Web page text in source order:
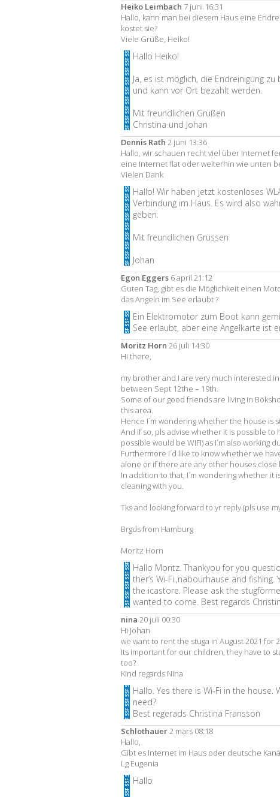
Heiko Leimbach 7 juni 16:31
Hallo, kann man bei diesem Haus eine
kostet sie?
Viele Grüße, Heiko!
Hallo Heiko!
Ja, es ist möglich, die Endreinigung
und kann vor Ort bezahlt werden.
Mit freundlichen Grüßen
Christina und Johan
Dennis Rath 2 juni 13:36
Hallo, wir schauen recht viel über Internet
eine Internet flat oder weiterhin wie unten
Vielen Dank
Hallo! Wir haben jetzt kostenloses
Verbindung im Haus. Es wird also
geben.
Mit freundlichen Grüssen
Johan
Egon Eggers 6 april 21:12
Guten Tag, gibt es die Möglichkeit einen
das Angeln im See erlaubt ?
Ein Elektromotor zum Boot kann
See erlaubt, aber eine Angelkarte ist
Moritz Horn 26 juli 14:30
Hi there,
my brother and I are very much interested
between Sept 12the – 19th.
Some of our good friends are living in
this area.
Hence I´m wondering whether the house is
And if so, pls advise whether it is possible to
possible would be WIFI) as I´m also working
Furthermore I´d like to know whether we
alone or if there are any other houses close
In addition to that, I´m wondering whether it
cleaning with you.
Tks and looking forward to yr reply (pls use
Brgds from Hamburg
Moritz Horn
Hallo Moritz. Thankyou for you
ther’s Wi-Fi.,nabourhause and
the icastore. Please ask the
wanted to come. Best regards
nina 20 juli 00:30
Hi Johan
we want to rent the stuga in August 2021 for
Its important for our children, they have to
too?
Kind regards Nina
Hallo. Yes there is Wi-Fi in the house.
need?
Best regerads Christina Fransson
Schlothauer2 mars 08:18
Hallo,
Gibt es Internet im Haus oder deutsche
Lg Eugenia
Hallo